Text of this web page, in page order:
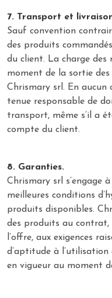
7. Transport et
Sauf convention
des produits
du client. La charge des
moment de la sortie
Chrismary srl. En aucun
tenue responsable de
transport, même s’il a
compte du client.
8. Garanties.
Chrismary srl s’engage
meilleures conditions
produits disponibles.
des produits au contrat,
l’offre, aux exigences
d’aptitude à l’utilisation
en vigueur au moment